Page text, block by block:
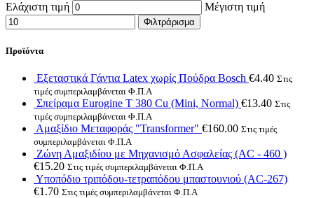
Ελάχιστη τιμή Μέγιστη τιμή
Φιλτράρισμα
Προϊόντα
Εξεταστικά Γάντια Latex χωρίς Πούδρα Bosch €4.40 Στις
τιμές συμπεριλαμβάνεται Φ.Π.Α
Σπείραμα Eurogine Τ 380 Cu (Mini, Normal) €13.40 Στις
τιμές συμπεριλαμβάνεται Φ.Π.Α
Αμαξίδιο Μεταφοράς "Transformer" €160.00 Στις τιμές
συμπεριλαμβάνεται Φ.Π.Α
Ζώνη Αμαξιδίου με Μηχανισμό Ασφαλείας (AC - 460 )
€15.20 Στις τιμές συμπεριλαμβάνεται Φ.Π.Α
Υποπόδιο τριπόδου-τετραπόδου μπαστουνιού (AC-267)
€1.70 Στις τιμές συμπεριλαμβάνεται Φ.Π.Α